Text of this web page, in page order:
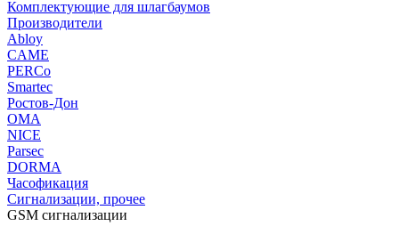
Комплектующие для шлагбаумов
Производители
Abloy
CAME
PERCo
Smartec
Ростов-Дон
ОМА
NICE
Parsec
DORMA
Часофикация
Сигнализации, прочее
GSM сигнализации